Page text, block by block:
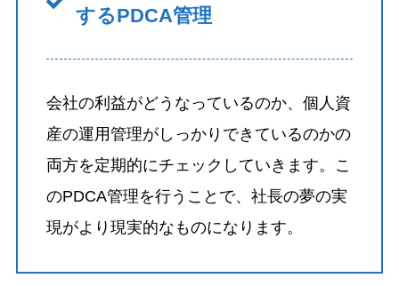
するPDCA管理
会社の利益がどうなっているのか、個人資
産の運用管理がしっかりできているのかの
両方を定期的にチェックしていきます。こ
のPDCA管理を行うことで、社長の夢の実
現がより現実的なものになります。